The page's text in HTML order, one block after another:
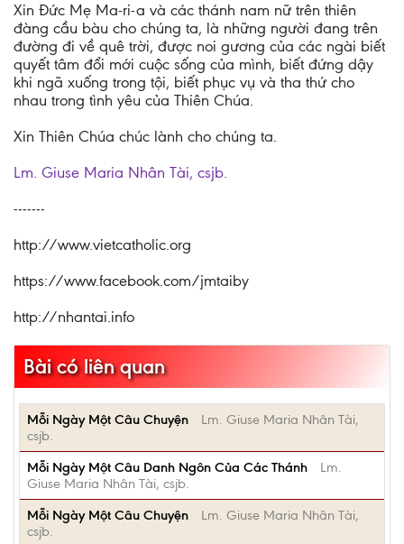
Xin Đức Mẹ Ma-ri-a và các thánh nam nữ trên thiên
đàng cầu bàu cho chúng ta, là những người đang trên
đường đi về quê trời, được noi gương của các ngài biết
quyết tâm đổi mới cuộc sống của mình, biết đứng dậy
khi ngã xuống trong tội, biết phục vụ và tha thứ cho
nhau trong tình yêu của Thiên Chúa.
Xin Thiên Chúa chúc lành cho chúng ta.
Lm. Giuse Maria Nhân Tài, csjb.
-------
http://www.vietcatholic.org
https://www.facebook.com/jmtaiby
http://nhantai.info
Bài có liên quan
Mỗi Ngày Một Câu Chuyện
Lm. Giuse Maria Nhân Tài,
csjb.
Mỗi Ngày Một Câu Danh Ngôn Của Các Thánh
Lm.
Giuse Maria Nhân Tài, csjb.
Mỗi Ngày Một Câu Chuyện
Lm. Giuse Maria Nhân Tài,
csjb.